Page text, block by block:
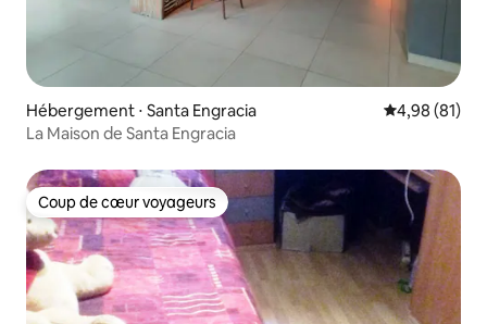
Hébergement ⋅ Santa Engracia Évaluation
4,98 (81)
La Maison de Santa Engracia
Coup de cœur voyageurs
Coup de cœur voyageurs